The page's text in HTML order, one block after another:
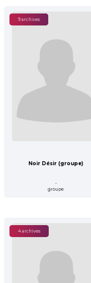
9 archives
Noir Désir (groupe)
-
groupe
4 archives